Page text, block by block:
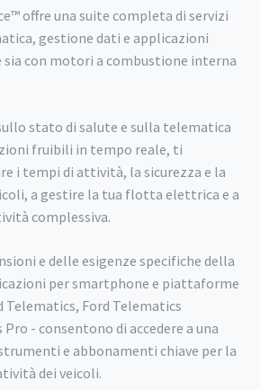
offre una suite completa di servizi
gestione dati e applicazioni
con motori a combustione interna
stato di salute e sulla telematica
fruibili in tempo reale, ti
i tempi di attività, la sicurezza e la
a gestire la tua flotta elettrica e a
complessiva.
e delle esigenze specifiche della
per smartphone e piattaforme
Telematics, Ford Telematics
Pro - consentono di accedere a una
e abbonamenti chiave per la
dei veicoli.